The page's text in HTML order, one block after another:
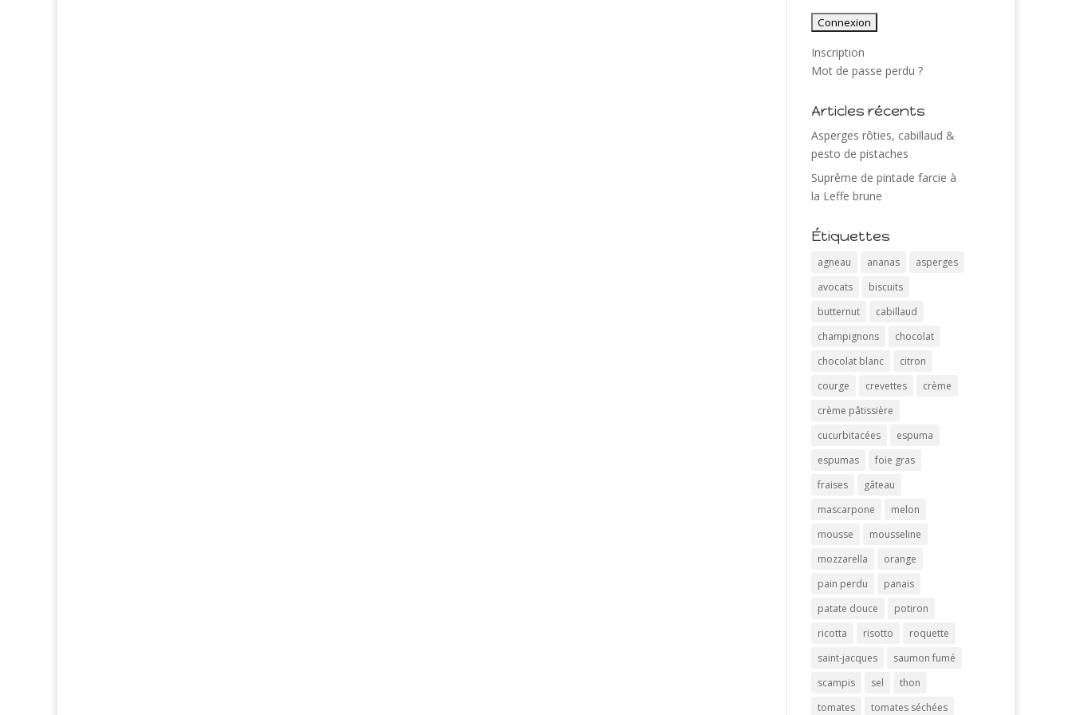
Inscription
Mot de passe perdu ?
Articles récents
Asperges rôties, cabillaud &
pesto de pistaches
Suprême de pintade farcie à
la Leffe brune
Étiquettes
agneau ananas
asperges
avocats
biscuits
butternut
cabillaud
champignons
chocolat
chocolat blanc
citron
courge
crevettes
crème
crème pâtissière
cucurbitacées
espuma
espumas
foie gras
fraises
gâteau
mascarpone
melon
mousse
mousseline
mozzarella
orange
pain perdu
panais
patate douce
potiron
ricotta
risotto
roquette
saint-jacques
saumon fumé
scampis
sel
thon
tomates
tomates séchées